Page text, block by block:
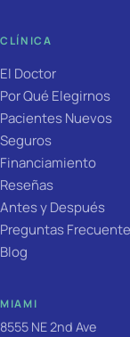
CLÍNICA
El Doctor
Por Qué Elegirnos
Pacientes Nuevos
Seguros
Financiamiento
Reseñas
Antes y Después
Preguntas
Blog
MIAMI
8555 NE 2nd Ave